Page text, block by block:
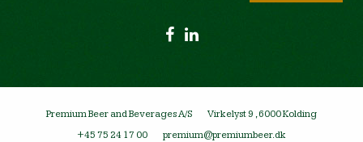
Premium Beer and Beverages A/S
Virkelyst 9 , 6000 Kolding
+45 75 24 17 00
premium@premiumbeer.dk